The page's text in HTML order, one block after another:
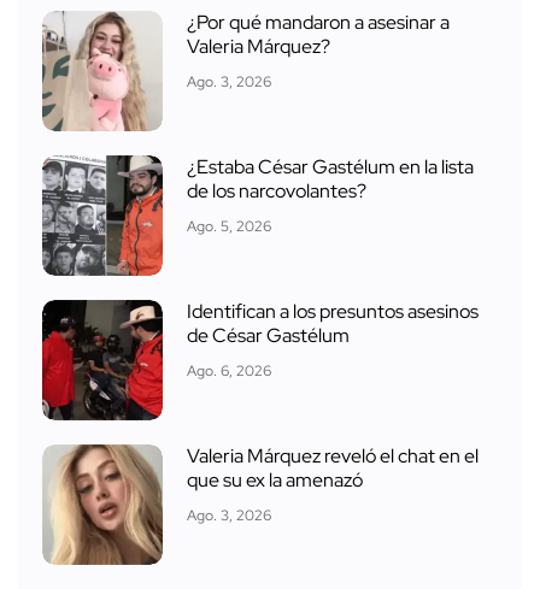
¿Por qué mandaron a asesinar a
Valeria Márquez?
Ago. 3, 2026
¿Estaba César Gastélum en la lista
de los narcovolantes?
Ago. 5, 2026
Identifican a los presuntos asesinos
de César Gastélum
Ago. 6, 2026
Valeria Márquez reveló el chat en el
que su ex la amenazó
Ago. 3, 2026